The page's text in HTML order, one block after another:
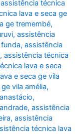
assistência técnica
lava e seca ge
ge tremembé,
,assistência
,assistência
,assistência técnica
lava e seca
e seca ge vila
vila amélia,
,
,assistência
,assistência
técnica lava